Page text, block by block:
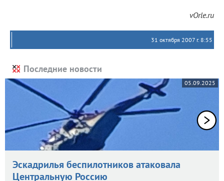
vOrle.ru
31 октября 2007 г. 8:55
Последние новости
05.09.2025
Эскадрилья беспилотников атаковала
Центральную Россию